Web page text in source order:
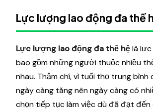
Lực lượng lao động đa thế
Lực lượng lao động đa thế hệlà
bao gồm những người thuộc nhiều
nhau. Thậm chí, vì tuổi thọ trung
ngày càng tăng nên ngày càng có
chọn tiếp tục làm việc dù đã đạt đến